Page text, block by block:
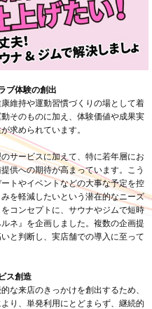
ブ体験の創出
維持や運動習慣づくりの場として着
そのものに加え、体験価値や成果実
求められています。
サービスに加えて、特に若年層にお
供への期待が高まっています。こう
トやイベントなどの大事な予定を控
を軽減したいという潜在的なニーズ
コンセプトに、サウナやジムで短時
ネ』を企画しました。複数の企画提
と判断し、実店舗での導入に至って
ス創造
な来店のきっかけを創出するため、
り、単発利用にとどまらず、継続的